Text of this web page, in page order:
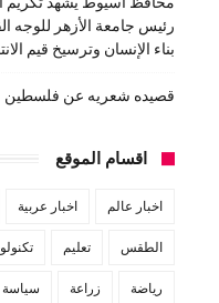
رئيس جامعة الأزهر للوجه
بناء الإنسان وترسيخ قيم
قصيده شعريه عن فلسطين
اقسام الموقع
اخبار عالم اخبار عربية
الطقس تعليم
رياضة زراعة سياسة